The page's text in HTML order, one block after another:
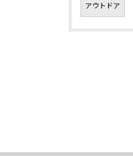
アウトドア